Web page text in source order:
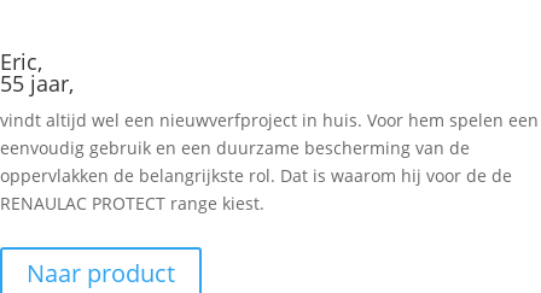
Eric,
55 jaar,
vindt altijd wel een nieuwverfproject in huis. Voor hem spelen een
eenvoudig gebruik en een duurzame bescherming van de
oppervlakken de belangrijkste rol. Dat is waarom hij voor de de
RENAULAC PROTECT range kiest.
Naar product